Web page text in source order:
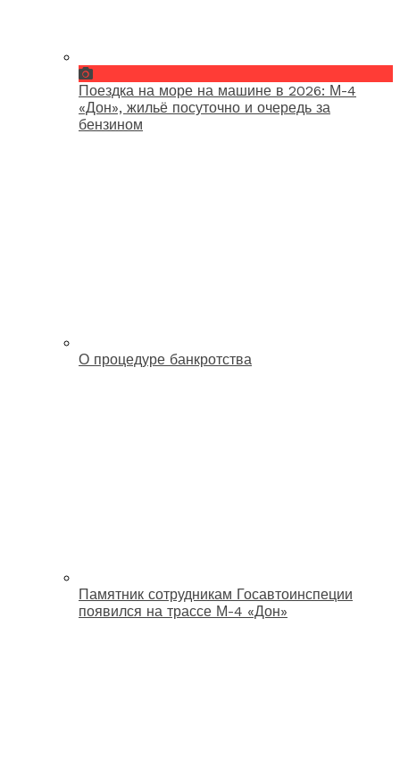
Поездка на море на машине в 2026: М-4
«Дон», жильё посуточно и очередь за
бензином
О процедуре банкротства
Памятник сотрудникам Госавтоинспеции
появился на трассе М-4 «Дон»